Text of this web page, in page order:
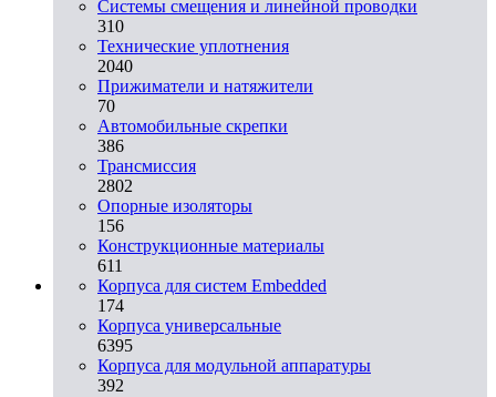
Системы смещения и линейной проводки
310
Технические уплотнения
2040
Прижиматели и натяжители
70
Автомобильные скрепки
386
Трансмиссия
2802
Опорные изоляторы
156
Конструкционные материалы
611
Корпуса для систем Embedded
174
Корпуса универсальные
6395
Корпуса для модульной аппаратуры
392